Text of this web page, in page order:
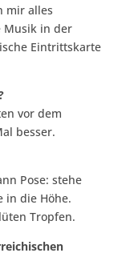
mir alles
Musik in der
Eintrittskarte
vor dem
besser.
Pose: stehe
in die Höhe.
Tropfen.